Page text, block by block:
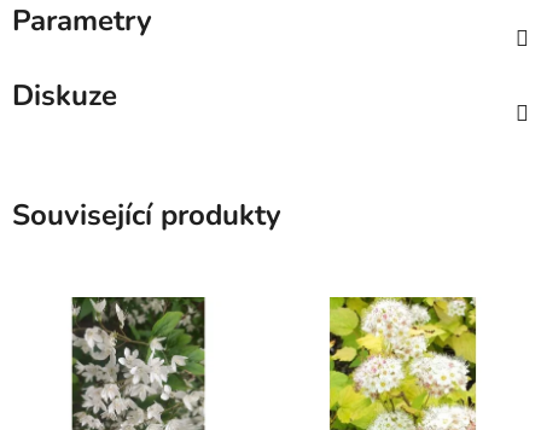
Parametry
Diskuze
Související produkty